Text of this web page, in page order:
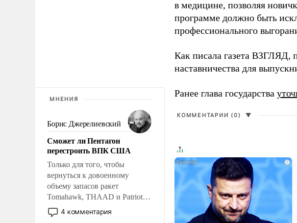
МНЕНИЯ
Борис Джерелиевский
Сможет ли Пентагон
перестроить ВПК США
Только для того, чтобы
вернуться к довоенному
объему запасов ракет
Tomahawk, THAAD и Patriot
США потребуется более трех
лет. Даже небольшая война с
4 комментария
в медицине, позволяя
программе должно быть
профессионального
Как писала газета ВЗГЛЯД,
наставничества для
Ранее глава государства
КОММЕНТАРИИ (0) ▼
i